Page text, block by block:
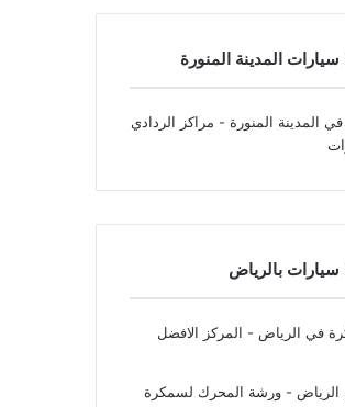
المدينة المنورة
المدينة المنورة - مراكز الردادي
بالرياض
في الرياض - المركز الافضل
- ورشة المحرك لسمكرة